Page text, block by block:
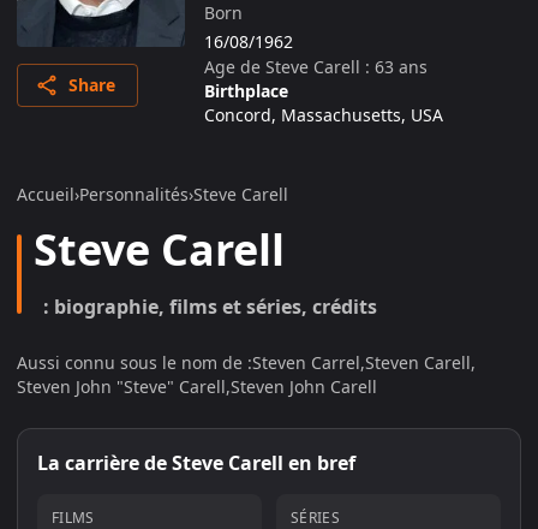
Share
Born
16/08/1962
Age de Steve Carell : 63 ans
Birthplace
Concord, Massachusetts, USA
Accueil›Personnalités›Steve Carell
Steve Carell
: biographie, films et séries, crédits
Aussi connu sous le nom de :Steven Carrel,Steven Carell,
Steven John "Steve" Carell,Steven John Carell
La carrière deSteve Carell en bref
FILMS SÉRIES